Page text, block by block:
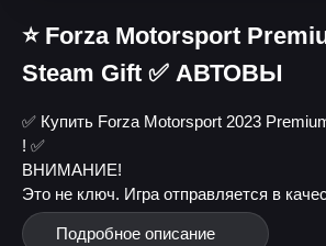
⭐️ Forza Motorsport
Steam Gift ✅ АВТОВЫ
✅ Купить Forza Motorsport 2023
! ✅
ВНИМАНИЕ!
Это не ключ. Игра отправляется в
Подробное описание